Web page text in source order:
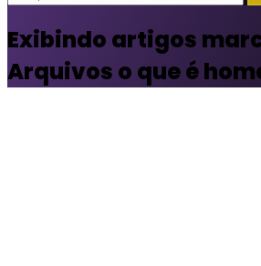
Exibindo artigos
Arquivos o que é